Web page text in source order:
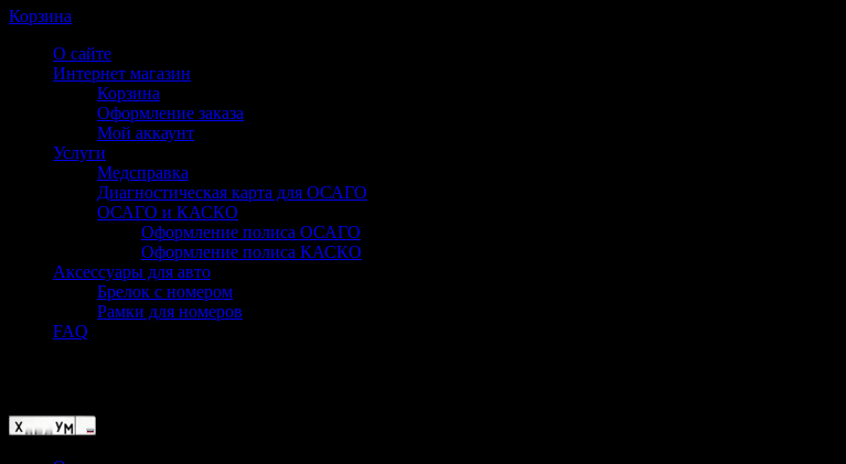
Корзина
О сайте
Интернет магазин
Корзина
Оформление заказа
Мой аккаунт
Услуги
Медсправка
Диагностическая карта для ОСАГО
ОСАГО и КАСКО
Оформление полиса ОСАГО
Оформление полиса КАСКО
Аксессуары для авто
Брелок с номером
Рамки для номеров
FAQ